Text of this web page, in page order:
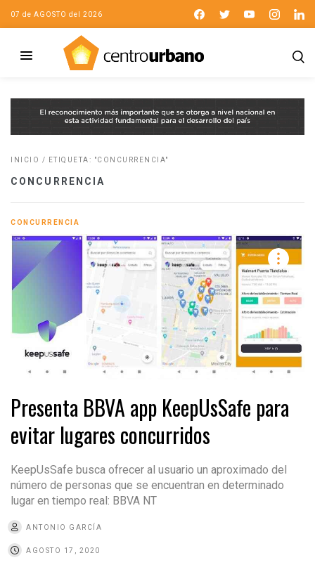
07 de AGOSTO del 2026
INICIO / ETIQUETA: "CONCURRENCIA"
CONCURRENCIA
CONCURRENCIA
Presenta BBVA app KeepUsSafe para
evitar lugares concurridos
KeepUsSafe busca ofrecer al usuario un aproximado del
número de personas que se encuentran en determinado
lugar en tiempo real: BBVA NT
ANTONIO GARCÍA
AGOSTO 17, 2020